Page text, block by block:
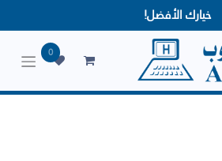
خيارك الأفضل!
0